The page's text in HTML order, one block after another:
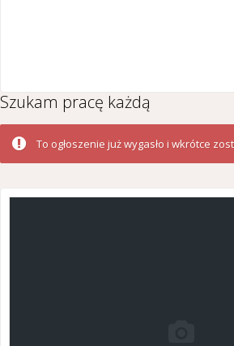
Szukam pracę każdą
To ogłoszenie już wygasło i wkrótce